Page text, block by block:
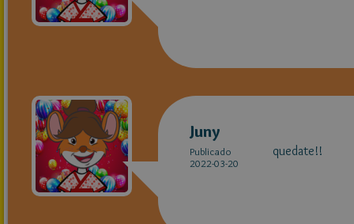
Juny
Publicado
2022-03-20
quedate!!